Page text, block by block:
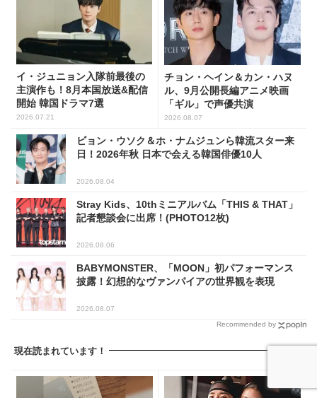
イ・ジュニョン入隊前最後の
主演作も！8月本国放送&配信
開始 韓国ドラマ7選
2026.07.21
チョン・ヘイン＆カン・ハヌ
ル、9月公開長編アニメ映画
「ギル」で声優共演
2026.08.07
ビョン・ウソク＆ホ・ナムジュンら韓流スター来
日！2026年秋 日本で会える韓国俳優10人
2026.08.04
Stray Kids、10thミニアルバム「THIS & THAT」
記者懇談会に出席！(PHOTO12枚)
2026.08.06
BABYMONSTER、「MOON」初パフォーマンス
披露！幻想的なヴァンパイアの世界観を表現
2026.08.07
Recommended by
現在読まれています！